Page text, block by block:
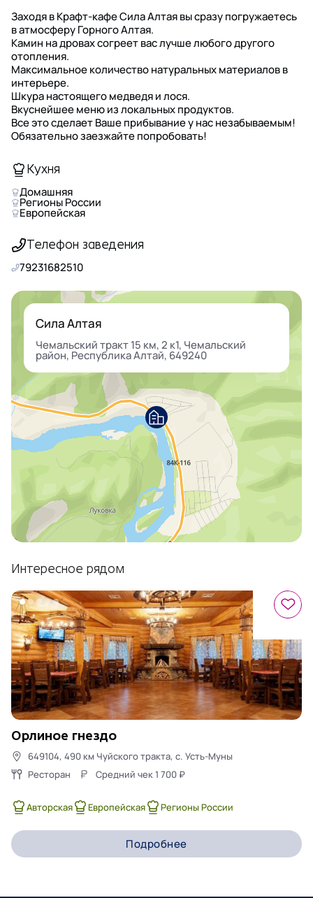
Заходя в Крафт-кафе Сила Алтая вы сразу погружаетесь
в атмосферу Горного Алтая.
Камин на дровах согреет вас лучше любого другого
отопления.
Максимальное количество натуральных материалов в
интерьере.
Шкура настоящего медведя и лося.
Вкуснейшее меню из локальных продуктов.
Все это сделает Ваше прибывание у нас незабываемым!
Обязательно заезжайте попробовать!
Кухня
Домашняя
Регионы России
Европейская
Телефон заведения
79231682510
Сила Алтая
Чемальский тракт 15 км, 2 к1, Чемальский
район, Республика Алтай, 649240
Интересное рядом
Орлиное гнездо
649104, 490 км Чуйского тракта, с. Усть-Муны
Ресторан
Средний чек1 700 ₽
Авторская Европейская Регионы России
Подробнее